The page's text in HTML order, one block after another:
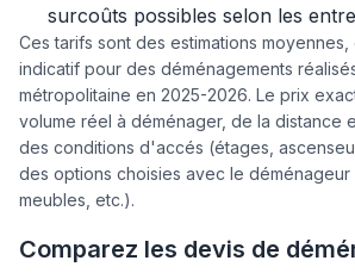
surcoûts possibles selon les
Ces tarifs sont des estimations
indicatif pour des déménagements
métropolitaine en 2025-2026. Le prix
volume réel à déménager, de la distance
des conditions d'accés (étages,
des options choisies avec le déménageur
meubles, etc.).
Comparez les devis de